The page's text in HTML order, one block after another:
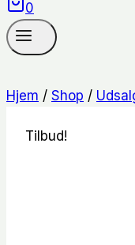
0
Hjem / Shop /
Tilbud!